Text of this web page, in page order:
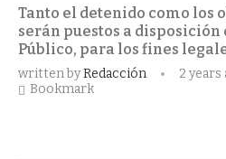
Tanto el detenido como los
serán puestos a
Público, para los fines
written byRedacción 2 years
Bookmark